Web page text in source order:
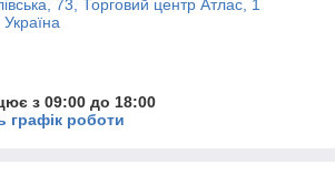
73, Торговий центр Атлас, 1
з 09:00 до 18:00
графік роботи